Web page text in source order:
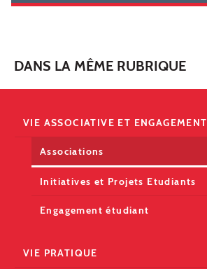
DANS LA MÊME RUBRIQUE
VIE ASSOCIATIVE ET ENGAGEMENT
Associations
Initiatives et Projets Etudiants
Engagement étudiant
VIE PRATIQUE